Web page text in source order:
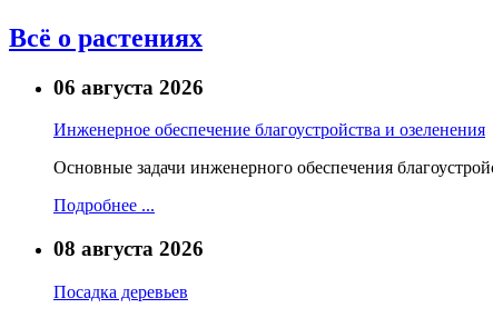
Всё о растениях
06 августа 2026
Инженерное обеспечение благоустройства и озеленения
Основные задачи инженерного обеспечения
Подробнее ...
08 августа 2026
Посадка деревьев